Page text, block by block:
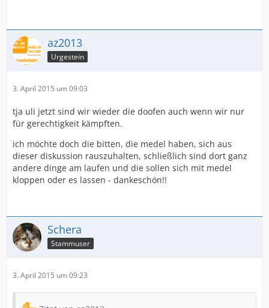
az2013
Urgestein
3. April 2015 um 09:03
tja uli jetzt sind wir wieder die doofen auch wenn wir nur
für gerechtigkeit kämpften.
ich möchte doch die bitten, die medel haben, sich aus
dieser diskussion rauszuhalten, schließlich sind dort ganz
andere dinge am laufen und die sollen sich mit medel
kloppen oder es lassen - dankeschön!!
Schera
Stammuser
3. April 2015 um 09:23